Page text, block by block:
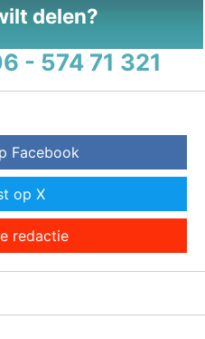
delen?
- 574 71 321
Facebook
op X
redactie